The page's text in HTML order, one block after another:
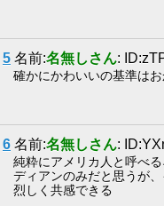
5 名前:名無しさん:
確かにかわいいの基準は
6 名前:名無しさん:
純粋にアメリカ人と呼べ
ディアンのみだと思うが
烈しく共感できる